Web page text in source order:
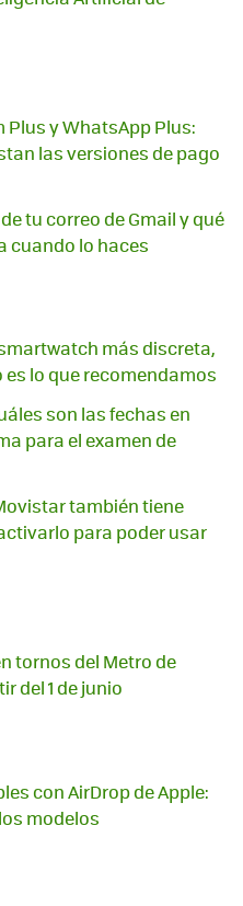
y WhatsApp Plus:
las versiones de pago
tu correo de Gmail y qué
cuando lo haces
más discreta,
es lo que recomendamos
son las fechas en
para el examen de
también tiene
para poder usar
tornos del Metro de
del 1 de junio
con AirDrop de Apple:
modelos